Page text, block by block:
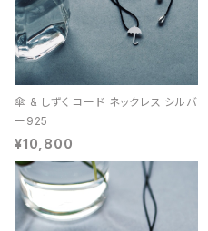
傘 & しずく コード ネックレス シルバ
ー925
¥10,800